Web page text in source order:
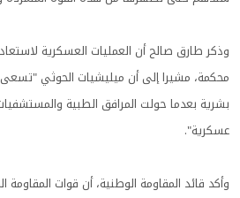
وذكر طارق صالح أن العمليات العسكرية
محكمة، مشيرا إلى أن ميليشيات الحوثي "تسعى
بشرية بعدما حولت المرافق الطبية
عسكرية".
وأكد قائد المقاومة الوطنية، أن قوات